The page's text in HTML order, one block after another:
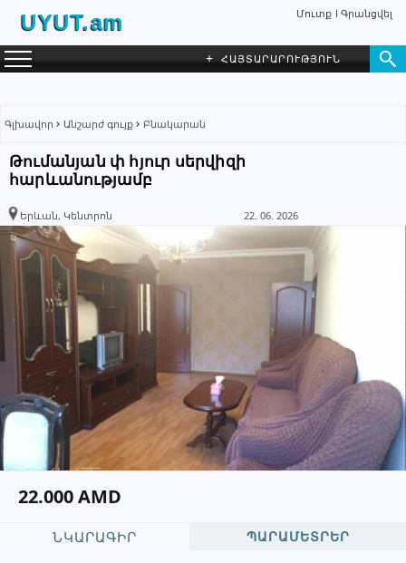
UYUT.am Մուտք Գրանցվել
+ ՀԱՅՏԱՐԱՐՈՒԹՅՈՒՆ
Գլխավոր Անշարժ գույք Բնակարան
Թումանյան փ հյուր սերվիզի
հարևանությամբ
Երևան, Կենտրոն 22. 06. 2026
22.000 AMD
ՆԿԱՐԱԳԻՐ ՊԱՐԱՄԵՏՐԵՐ
Գործակալություն
099 00 72 26
055 16 34 33
+374 55 54 52 10
+374 55 54 52 10
Խնդրում ենք բաժանորդին
տեղեկացնել, որ իր տվյալները
վերցրել եք www.UYUT.am կայքից